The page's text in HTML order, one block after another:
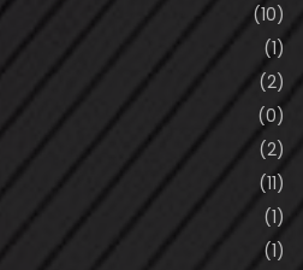
(10)
(1)
(2)
(0)
(2)
(11)
(1)
(1)